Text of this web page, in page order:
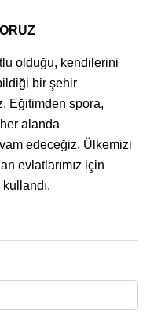
olduğu, kendilerini
bir şehir
Eğitimden spora,
alanda
edeceğiz. Ülkemizi
evlatlarımız için